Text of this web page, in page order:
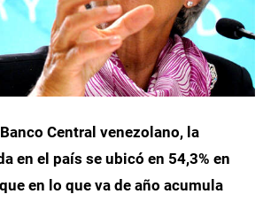
Central venezolano, la
en el país se ubicó en 54,3% en
en lo que va de año acumula